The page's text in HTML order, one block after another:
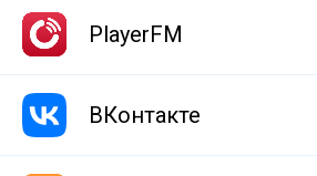
PlayerFM
ВКонтакте